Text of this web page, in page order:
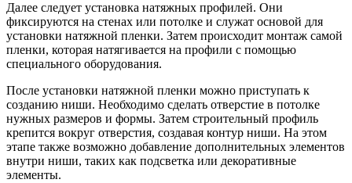
Далее следует установка натяжных профилей. Они
фиксируются на стенах или потолке и служат основой для
установки натяжной пленки. Затем происходит монтаж самой
пленки, которая натягивается на профили с помощью
специального оборудования.
После установки натяжной пленки можно приступать к
созданию ниши. Необходимо сделать отверстие в потолке
нужных размеров и формы. Затем строительный профиль
крепится вокруг отверстия, создавая контур ниши. На этом
этапе также возможно добавление дополнительных элементов
внутри ниши, таких как подсветка или декоративные
элементы.